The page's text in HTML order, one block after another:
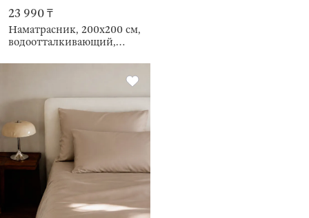
23 990 ₸
Наматрасник, 200х200 см,
водоотталкивающий,